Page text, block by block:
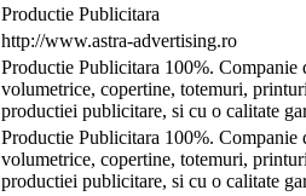
Productie Publicitara
http://www.astra-advertising.ro
Productie Publicitara 100%. Companie
volumetrice, copertine, totemuri,
productiei publicitare, si cu o calitate
Productie Publicitara 100%. Companie
volumetrice, copertine, totemuri,
productiei publicitare, si cu o calitate